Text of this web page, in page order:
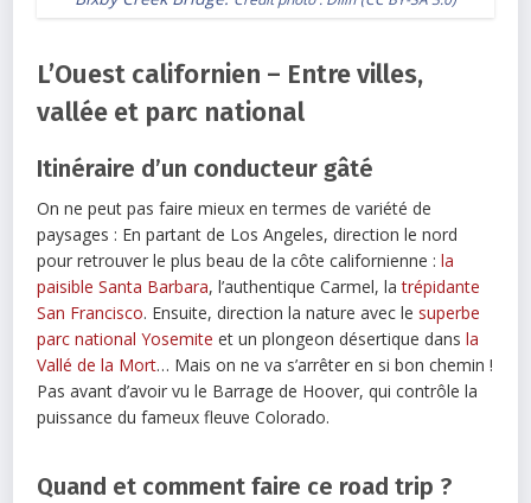
L’Ouest californien – Entre villes,
vallée et parc national
Itinéraire d’un conducteur gâté
On ne peut pas faire mieux en termes de variété de
paysages : En partant de Los Angeles, direction le nord
pour retrouver le plus beau de la côte californienne :la
paisible Santa Barbara, l’authentique Carmel, latrépidante
San Francisco. Ensuite, direction la nature avec le superbe
parc national Yosemite et un plongeon désertique dansla
Vallé de la Mort… Mais on ne va s’arrêter en si bon chemin !
Pas avant d’avoir vu le Barrage de Hoover, qui contrôle la
puissance du fameux fleuve Colorado.
Quand et comment faire ce road trip ?